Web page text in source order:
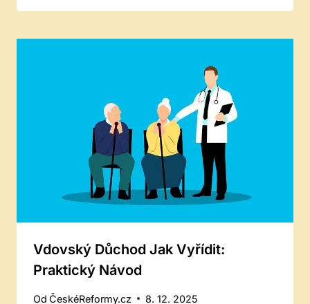
Vdovský Důchod Jak Vyřídit:
Praktický Návod
Od ČeskéReformy.cz 8. 12. 2025